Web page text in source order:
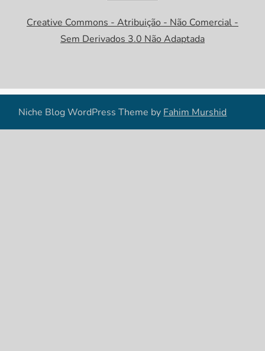
Creative Commons - Atribuição - Não Comercial -
Sem Derivados 3.0 Não Adaptada
Niche Blog WordPress Theme byFahim Murshid